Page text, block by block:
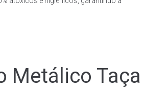
Metálico Taça